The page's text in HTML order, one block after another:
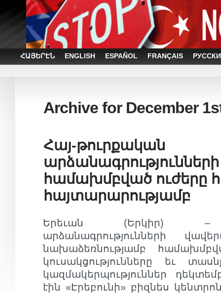
ՀԱՅԵՐԷՆ ENGLISH ESPAÑOL FRANÇAIS
Archive for December
Հայ-թուրքական
համախմբված ուժերը
հայտարարությամբ
Երեւան (Երկիր) –
արձանագրությունների
նախաձեռնությամբ
կուսակցությունները եւ
կազմակերպություններ
էին «Էրեբունի» բիզնես